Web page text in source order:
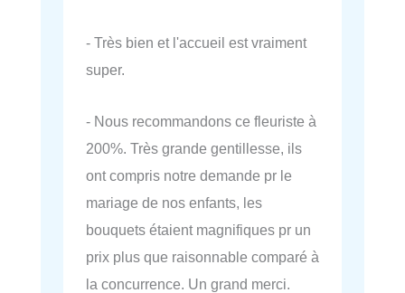
- Très bien et l'accueil est vraiment
super.
- Nous recommandons ce fleuriste à
200%. Très grande gentillesse, ils
ont compris notre demande pr le
mariage de nos enfants, les
bouquets étaient magnifiques pr un
prix plus que raisonnable comparé à
la concurrence. Un grand merci.